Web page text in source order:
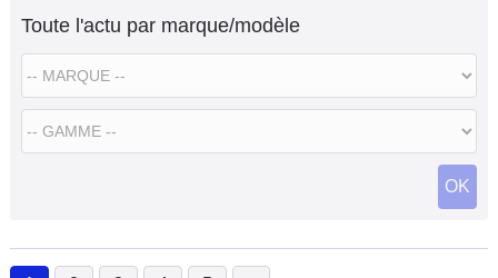
Toute l'actu par marque/modèle
OK